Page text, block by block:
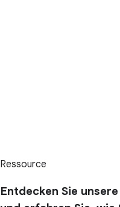
Ressource
Entdecken Sie